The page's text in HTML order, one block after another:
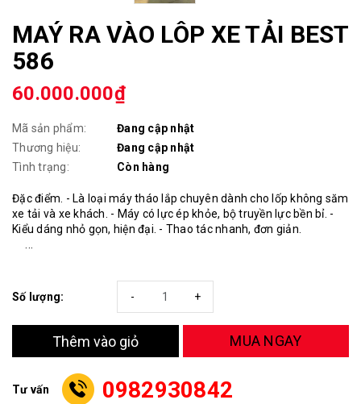
MAÝ RA VÀO LÔP XE TẢI BEST
586
60.000.000₫
Mã sản phẩm:
Đang cập nhật
Thương hiệu:
Đang cập nhật
Tình trạng:
Còn hàng
Đặc điểm. - Là loại máy tháo lắp chuyên dành cho lốp không săm
xe tải và xe khách. - Máy có lực ép khỏe, bộ truyền lực bền bỉ. -
Kiểu dáng nhỏ gọn, hiện đại. - Thao tác nhanh, đơn giản.
Số lượng: +
-
Thêm vào giỏ MUA NGAY
Tư vấn 0982930842